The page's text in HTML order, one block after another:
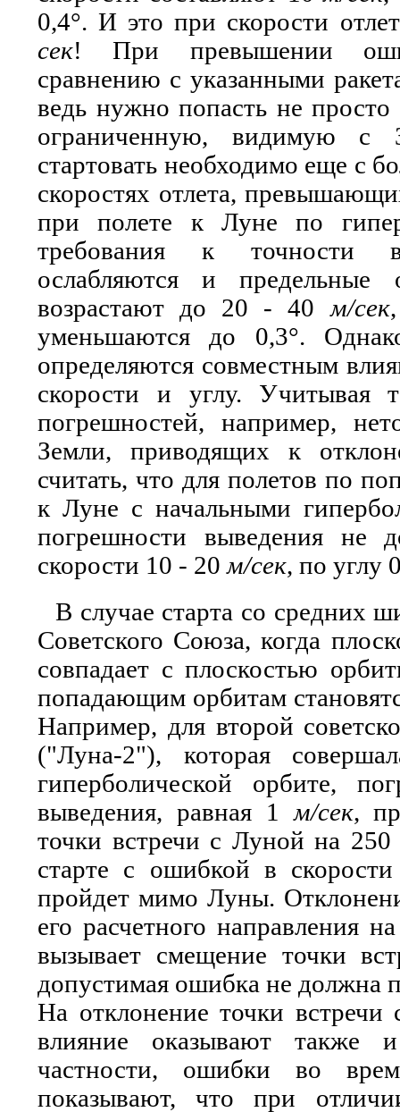
0,4°. И это при скорости
сек! При превышении
сравнению с указанными
ведь нужно попасть не
ограниченную, видимую с
стартовать необходимо еще с
скоростях отлета,
при полете к Луне по
требования к точности
ослабляются и
возрастают до 20 - 40м/сек
уменьшаются до 0,3°.
определяются совместным
скорости и углу. Учитывая
погрешностей, например,
Земли, приводящих к
считать, что для полетов по
к Луне с начальными
погрешности выведения не
скорости 10 - 20м/сек, по углу
В случае старта со средних
Советского Союза, когда
совпадает с плоскостью
попадающим орбитам
Например, для второй
("Луна-2"), которая
гиперболической орбите,
выведения, равная 1м/сек,
точки встречи с Луной на
старте с ошибкой в
пройдет мимо Луны.
его расчетного направления
вызывает смещение точки
допустимая ошибка не должна
На отклонение точки
влияние оказывают также
частности, ошибки во
показывают, что при